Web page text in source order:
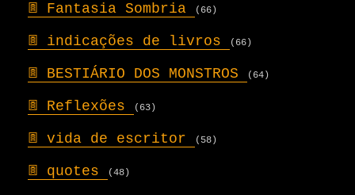
𖣍 Fantasia Sombria (66)
𖣍 indicações de livros (66)
𖣍 BESTIÁRIO DOS MONSTROS (64)
𖣍 Reflexões (63)
𖣍 vida de escritor (58)
𖣍 quotes (48)